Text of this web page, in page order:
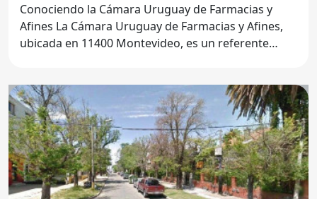
Conociendo la Cámara Uruguay de Farmacias y
Afines La Cámara Uruguay de Farmacias y Afines,
ubicada en 11400 Montevideo, es un referente